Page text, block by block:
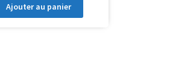
Ajouter au panier